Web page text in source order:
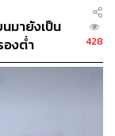
นมายังเป็น
องต่ำ
428